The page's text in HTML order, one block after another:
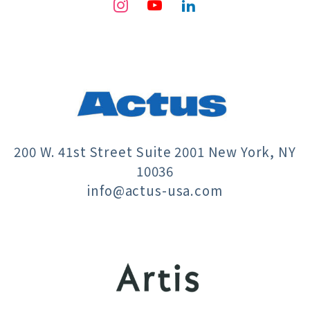
200 W. 41st Street Suite 2001 New York, NY
10036
info@actus-usa.com